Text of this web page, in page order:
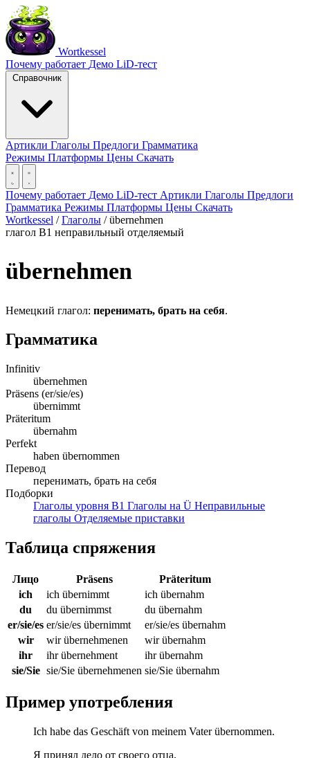
Wortkessel
Почему работает Демо LiD-тест
Справочник
Артикли Глаголы Предлоги Грамматика
Режимы Платформы Цены Скачать
Почему работает Демо LiD-тест Артикли Глаголы Предлоги
Грамматика Режимы Платформы Цены Скачать
Wortkessel / Глаголы / übernehmen
глагол B1 неправильный отделяемый
übernehmen
Немецкий глагол: перенимать, брать на себя.
Грамматика
Infinitiv
übernehmen
Präsens (er/sie/es)
übernimmt
Präteritum
übernahm
Perfekt
haben übernommen
Перевод
перенимать, брать на себя
Подборки
Глаголы уровня B1 Глаголы на Ü Неправильные
глаголы Отделяемые приставки
Таблица спряжения
Лицо Präsens
Präteritum
ich
ich übernimmt
ich übernahm
du
du übernimmst
du übernahm
er/sie/es er/sie/es übernimmt
er/sie/es übernahm
wir
wir übernehmenen
wir übernahm
ihr
ihr übernehment
ihr übernahm
sie/Sie sie/Sie übernehmenen sie/Sie übernahm
Пример употребления
Ich habe das Geschäft von meinem Vater übernommen.
Я принял дело от своего отца.